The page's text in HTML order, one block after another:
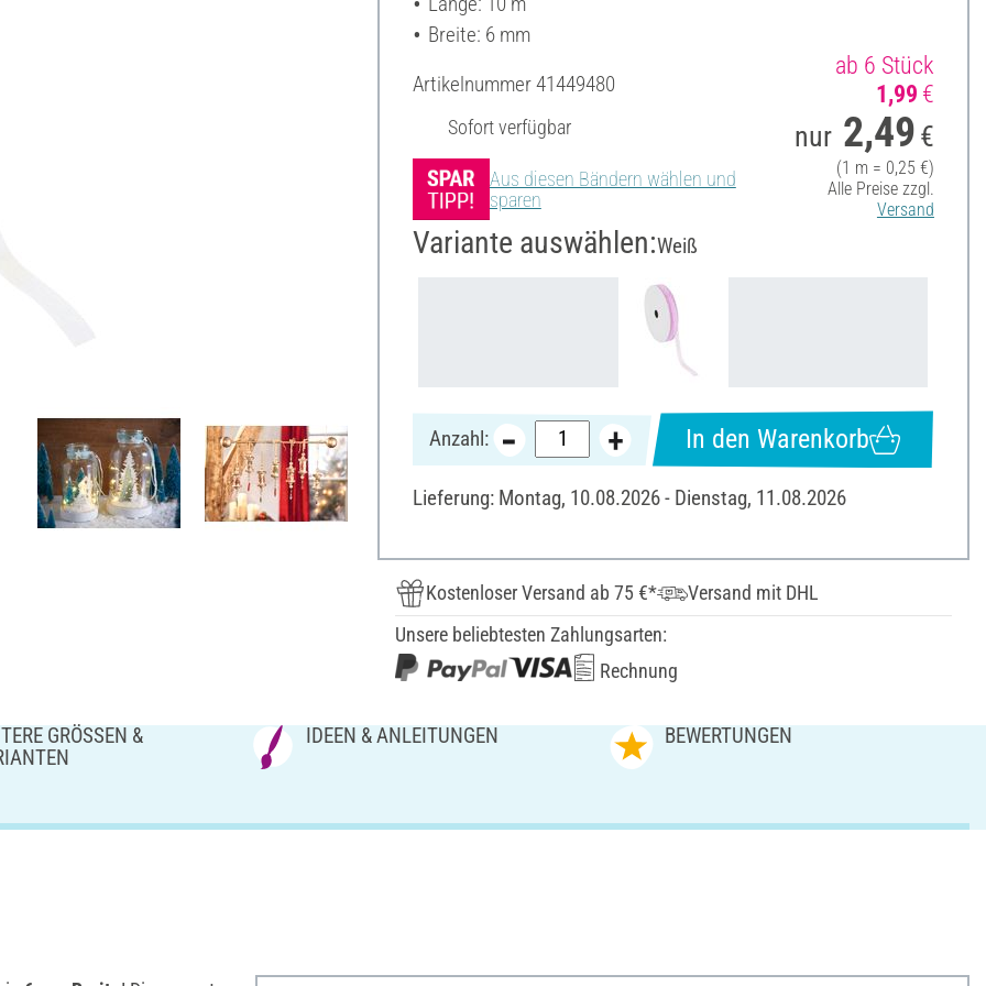
Breite: 6 mm
Artikelnummer41449480
Sofort verfügbar
Aus diesen Bändern wählen und
sparen
ab 6 Stück
1,99 €
nur 2,49 €
(1 m = 0,25 €)
Alle Preise zzgl.
Versand
Variante auswählen:Weiß
Anzahl: In den Warenkorb
Lieferung: Montag, 10.08.2026 - Dienstag, 11.08.2026
Kostenloser Versand ab 75 €*
Versand mit DHL
Unsere beliebtesten Zahlungsarten:
Rechnung
GRÖSSEN & V
IDEEN & ANLEITUNGEN BEWERTUNGEN